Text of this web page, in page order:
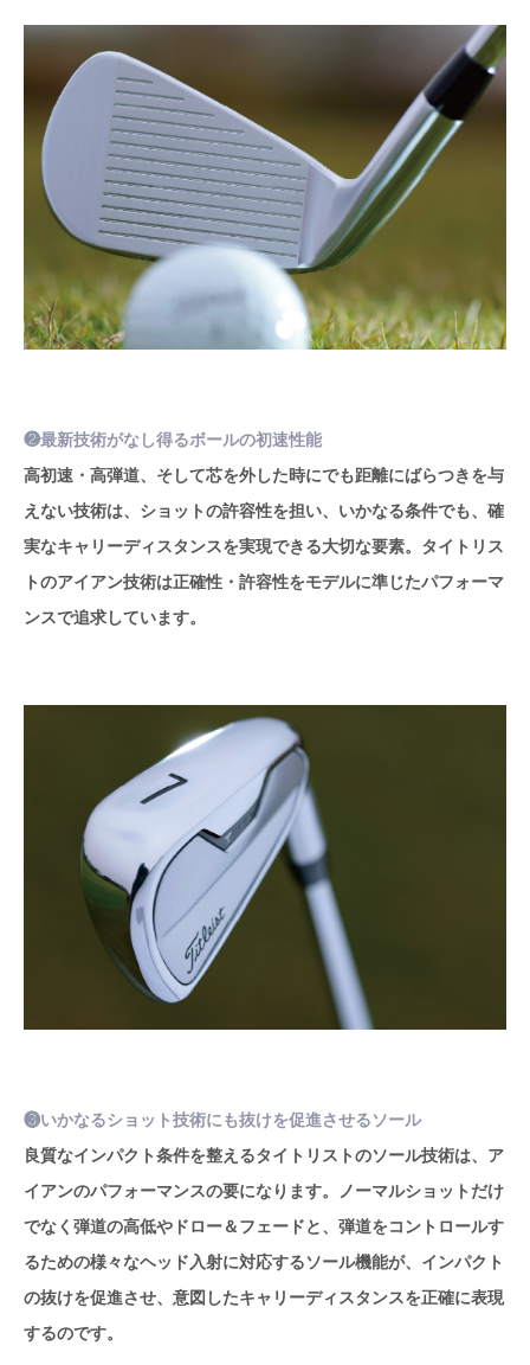
❷最新技術がなし得るボールの初速性能
高初速・高弾道、そして芯を外した時にでも距離にばらつきを与
えない技術は、ショットの許容性を担い、いかなる条件でも、確
実なキャリーディスタンスを実現できる大切な要素。タイトリス
トのアイアン技術は正確性・許容性をモデルに準じたパフォーマ
ンスで追求しています。
❸いかなるショット技術にも抜けを促進させるソール
良質なインパクト条件を整えるタイトリストのソール技術は、ア
イアンのパフォーマンスの要になります。ノーマルショットだけ
でなく弾道の高低やドロー＆フェードと、弾道をコントロールす
るための様々なヘッド入射に対応するソール機能が、インパクト
の抜けを促進させ、意図したキャリーディスタンスを正確に表現
するのです。